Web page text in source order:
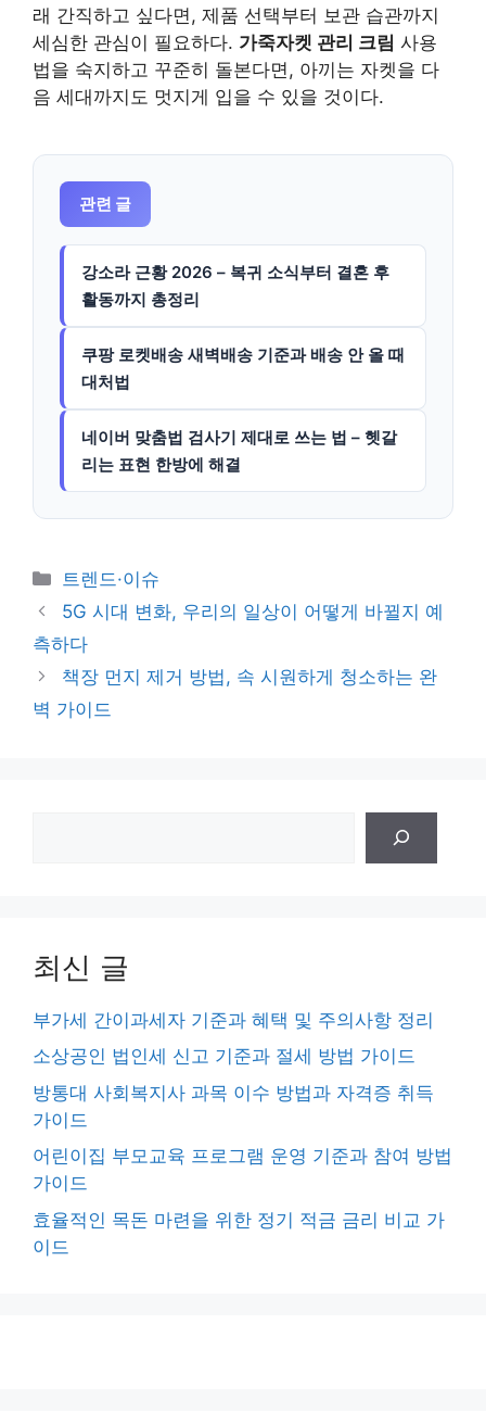
래 간직하고 싶다면, 제품 선택부터 보관 습관까지
세심한 관심이 필요하다. 가죽자켓 관리 크림 사용
법을 숙지하고 꾸준히 돌본다면, 아끼는 자켓을 다
음 세대까지도 멋지게 입을 수 있을 것이다.
관련 글
강소라 근황 2026 – 복귀 소식부터 결혼 후
활동까지 총정리
쿠팡 로켓배송 새벽배송 기준과 배송 안 올 때
대처법
네이버 맞춤법 검사기 제대로 쓰는 법 – 헷갈
리는 표현 한방에 해결
카
테
리
트렌드·이슈
5G 시대 변화, 우리의 일상이 어떻게 바뀔지 예
측하다
책장 먼지 제거 방법, 속 시원하게 청소하는 완
벽 가이드
최신 글
부가세 간이과세자 기준과 혜택 및 주의사항 정리
소상공인 법인세 신고 기준과 절세 방법 가이드
방통대 사회복지사 과목 이수 방법과 자격증 취득
가이드
어린이집 부모교육 프로그램 운영 기준과 참여 방법
가이드
효율적인 목돈 마련을 위한 정기 적금 금리 비교 가
이드